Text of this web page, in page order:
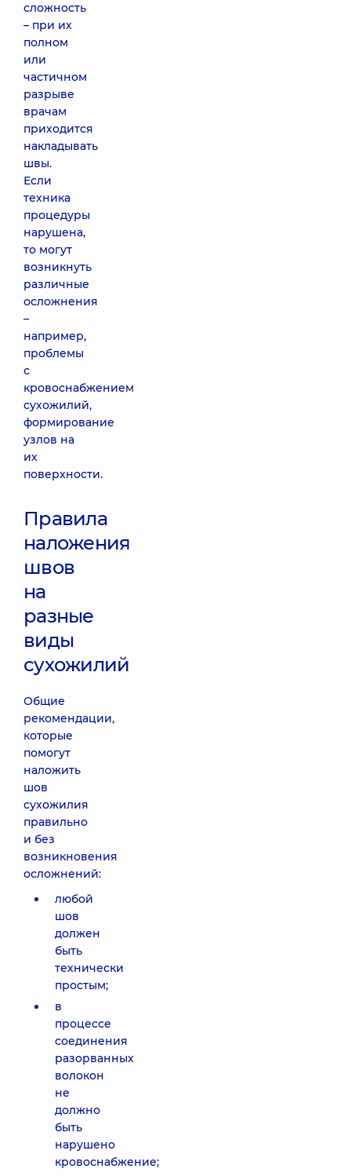
сложность
– при их
полном
или
частичном
разрыве
врачам
приходится
накладывать
швы.
Если
техника
процедуры
нарушена,
то могут
возникнуть
различные
осложнения
–
например,
проблемы
с
кровоснабжением
сухожилий,
формирование
узлов на
их
поверхности.
Правила
наложения
швов
на
разные
виды
сухожилий
Общие
рекомендации,
которые
помогут
наложить
шов
сухожилия
правильно
и без
возникновения
осложнений:
любой
шов
должен
быть
технически
простым;
в
процессе
соединения
разорванных
волокон
не
должно
быть
нарушено
кровоснабжение;